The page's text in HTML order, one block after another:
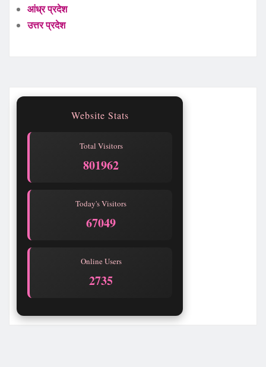
आंध्र प्रदेश
उत्तर प्रदेश
Website Stats
Total Visitors
801962
Today's Visitors
67049
Online Users
2733